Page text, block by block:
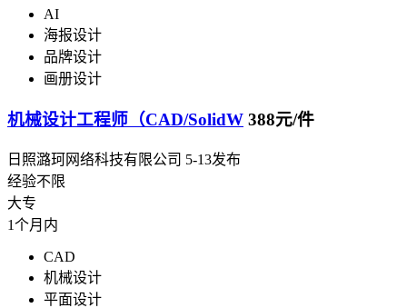
AI
海报设计
品牌设计
画册设计
机械设计工程师（CAD/SolidW 388元/件
日照潞珂网络科技有限公司 5-13发布
经验不限
大专
1个月内
CAD
机械设计
平面设计